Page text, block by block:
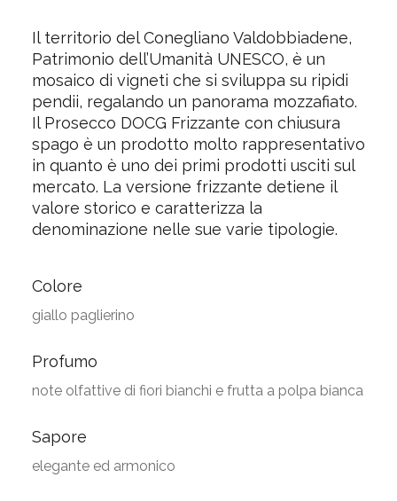
Il territorio del Conegliano Valdobbiadene,
Patrimonio dell’Umanità UNESCO, è un
mosaico di vigneti che si sviluppa su ripidi
pendii, regalando un panorama mozzafiato.
Il Prosecco DOCG Frizzante con chiusura
spago è un prodotto molto rappresentativo
in quanto è uno dei primi prodotti usciti sul
mercato. La versione frizzante detiene il
valore storico e caratterizza la
denominazione nelle sue varie tipologie.
Colore
giallo paglierino
Profumo
note olfattive di fiori bianchi e frutta a polpa bianca
Sapore
elegante ed armonico